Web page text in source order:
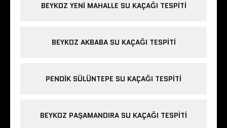
BEYKOZ YENI MAHALLE SU KAÇAĞI TESPITI
BEYKOZ AKBABA SU KAÇAĞI TESPITI
PENDIK SÜLÜNTEPE SU KAÇAĞI TESPITI
BEYKOZ PAŞAMANDIRA SU KAÇAĞI TESPITI